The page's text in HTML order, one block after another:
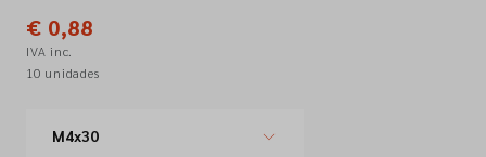
€ 0,88
IVA inc.
10 unidades
M4x30